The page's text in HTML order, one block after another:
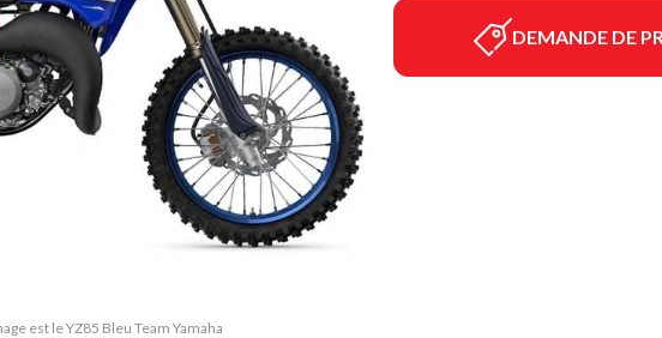
est le YZ85 Bleu Team Yamaha
DEMANDE DE